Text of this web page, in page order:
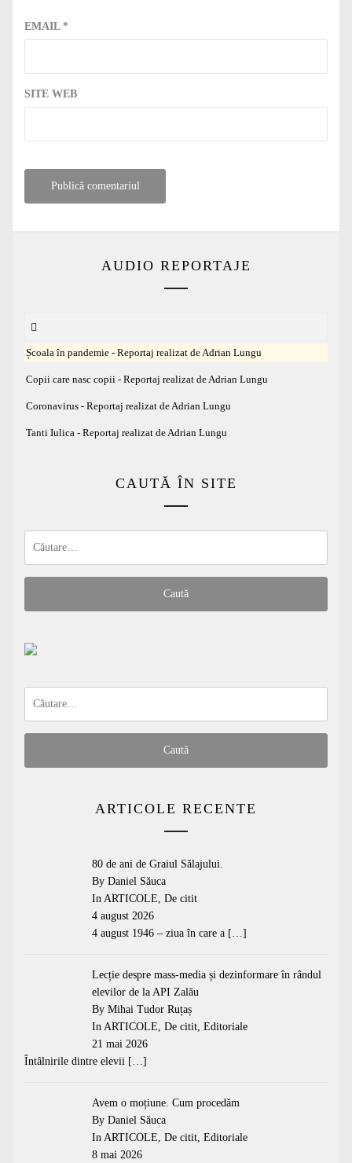
EMAIL *
SITE WEB
AUDIO REPORTAJE
Școala în pandemie - Reportaj realizat de Adrian Lungu
Copii care nasc copii - Reportaj realizat de Adrian Lungu
Coronavirus - Reportaj realizat de Adrian Lungu
Tanti Iulica - Reportaj realizat de Adrian Lungu
CAUTĂ ÎN SITE
ARTICOLE RECENTE
80 de ani de Graiul Sălajului.
By Daniel Săuca
In ARTICOLE, De citit
4 august 2026
4 august 1946 – ziua în care a […]
Lecție despre mass-media și dezinformare în rândul
elevilor de la API Zalău
By Mihai Tudor Ruțaș
In ARTICOLE, De citit, Editoriale
21 mai 2026
Întâlnirile dintre elevii […]
Avem o moțiune. Cum procedăm
By Daniel Săuca
In ARTICOLE, De citit, Editoriale
8 mai 2026